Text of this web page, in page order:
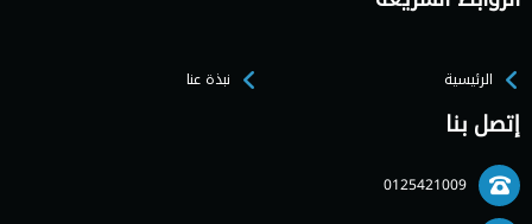
الرئيسية نبذة عنا
إتصل بنا
0125421009